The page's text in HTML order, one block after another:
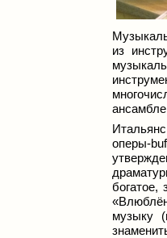
из
оперы-
богатое,
музыку